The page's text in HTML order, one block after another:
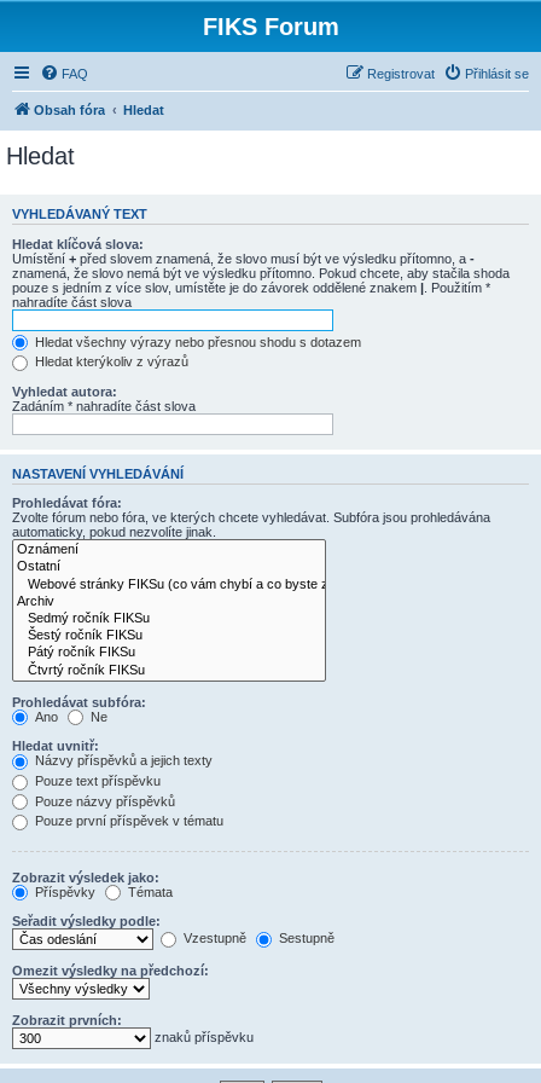
FIKS Forum
FAQ Přihlásit se
Registrovat
Obsah fóra Hledat
Hledat
VYHLEDÁVANÝ TEXT
Hledat klíčová slova:
Umístění + před slovem znamená, že slovo musí být ve výsledku přítomno, a -
znamená, že slovo nemá být ve výsledku přítomno. Pokud chcete, aby stačila shoda
pouze s jedním z více slov, umístěte je do závorek oddělené znakem | . Použitím *
nahradíte část slova
Hledat všechny výrazy nebo přesnou shodu s dotazem
Hledat kterýkoliv z výrazů
Vyhledat autora:
Zadáním * nahradíte část slova
NASTAVENÍ VYHLEDÁVÁNÍ
Prohledávat fóra:
Zvolte fórum nebo fóra, ve kterých chcete vyhledávat. Subfóra jsou prohledávána
automaticky, pokud nezvolíte jinak.
Prohledávat subfóra:
Ano
Ne
Hledat uvnitř:
Názvy příspěvků a jejich texty
Pouze text příspěvku
Pouze názvy příspěvků
Pouze první příspěvek v tématu
Zobrazit výsledek jako:
Příspěvky
Témata
Seřadit výsledky podle:
Vzestupně
Sestupně
Omezit výsledky na předchozí:
Zobrazit prvních:
znaků příspěvku